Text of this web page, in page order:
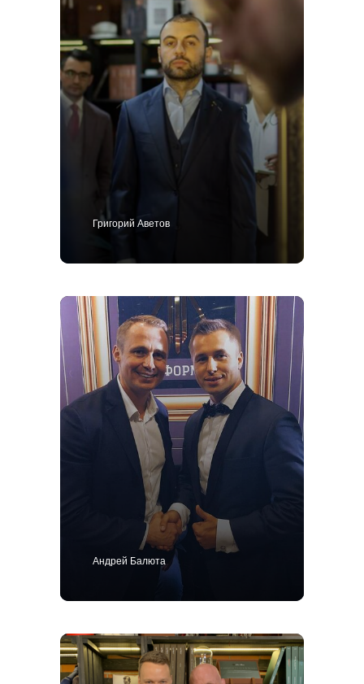
Григорий Аветов
Андрей Балюта
Позвоните мне
Публичная оферта
Подарочный сертификат
Мужской гардероб
Ткани для пошива одежды
Смокинг
Сорочки
Bespoke
Блог
Пиджак
Брюки
Контакты